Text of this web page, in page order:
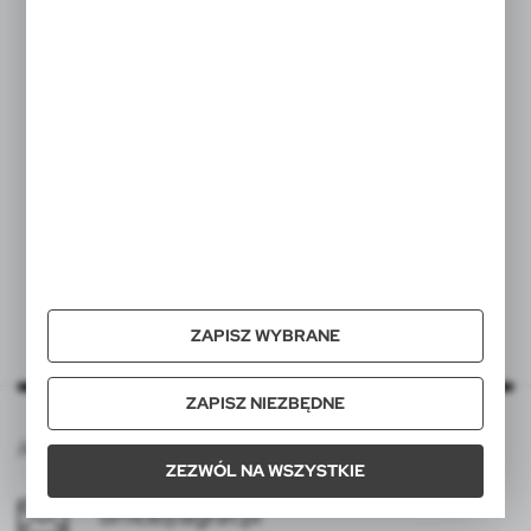
ZAPISZ WYBRANE
ZAPISZ NIEZBĘDNE
ZEZWÓL NA WSZYSTKIE
Agraf s.c., ul. Górna Wilda 81, 61-563 Poznań
office@agraf.pl